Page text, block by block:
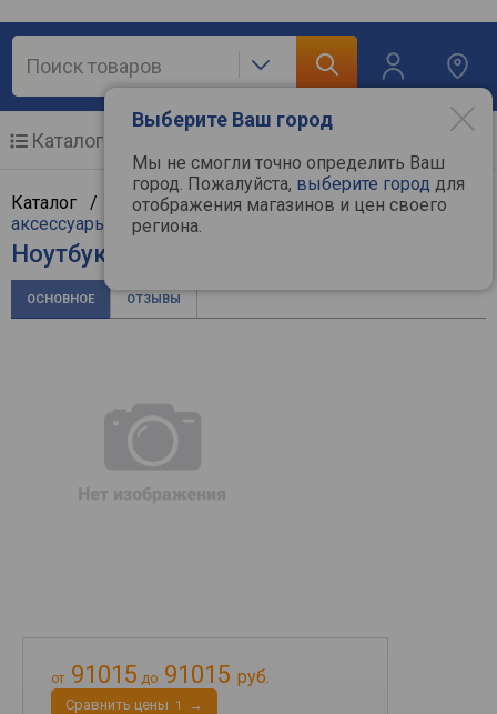
Выберите Ваш город
Мы не смогли точно определить Ваш
город. Пожалуйста, выберите город для
отображения магазинов и цен своего
региона.
Каталог
Каталог / Компьютерная техника/ Ноутбуки и
аксессуары
/Ноутбуки
Ноутбук Apple MacBook Air 13 (2024)
ОСНОВНОЕ ОТЗЫВЫ
от 91015 до 91015 руб.
Cравнить цены 1 →